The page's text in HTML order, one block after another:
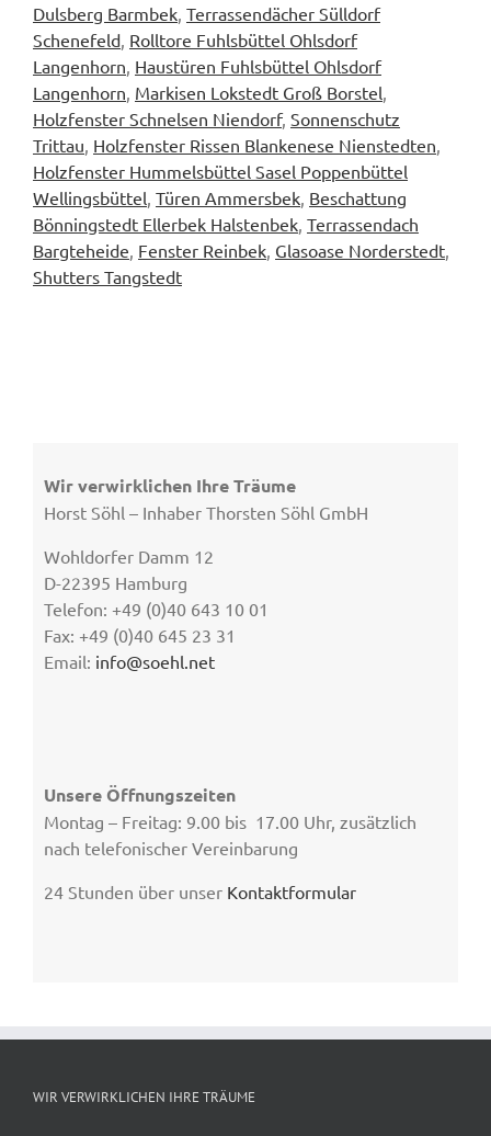
Dulsberg Barmbek, Terrassendächer Sülldorf
Schenefeld, Rolltore Fuhlsbüttel Ohlsdorf
Langenhorn, Haustüren Fuhlsbüttel Ohlsdorf
Langenhorn, Markisen Lokstedt Groß Borstel,
Holzfenster Schnelsen Niendorf, Sonnenschutz
Trittau, Holzfenster Rissen Blankenese Nienstedten,
Holzfenster Hummelsbüttel Sasel Poppenbüttel
Wellingsbüttel, Türen Ammersbek, Beschattung
Bönningstedt Ellerbek Halstenbek, Terrassendach
Bargteheide, Fenster Reinbek, Glasoase Norderstedt,
Shutters Tangstedt
Wir verwirklichen Ihre Träume
Horst Söhl – Inhaber Thorsten Söhl GmbH
Wohldorfer Damm 12
D-22395 Hamburg
Telefon: +49 (0)40 643 10 01
Fax: +49 (0)40 645 23 31
Email: info@soehl.net
Unsere Öffnungszeiten
Montag – Freitag: 9.00 bis 17.00 Uhr, zusätzlich
nach telefonischer Vereinbarung
24 Stunden über unser Kontaktformular
WIR VERWIRKLICHEN IHRE TRÄUME